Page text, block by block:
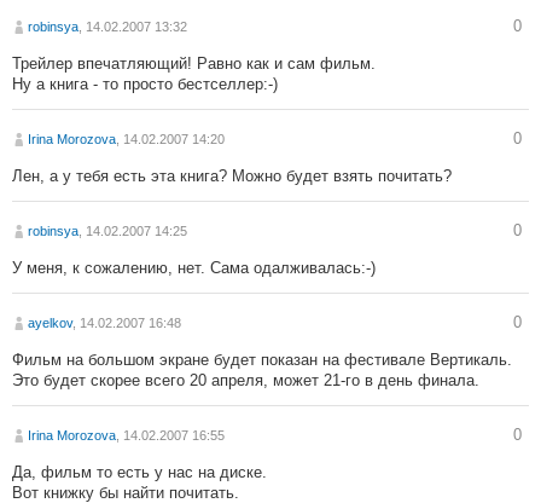
robinsya , 14.02.2007 13:32 0
Трейлер впечатляющий! Равно как и сам фильм.
Ну а книга - то просто бестселлер:-)
Irina Morozova , 14.02.2007 14:20 0
Лен, а у тебя есть эта книга? Можно будет взять почитать?
robinsya , 14.02.2007 14:25 0
У меня, к сожалению, нет. Сама одалживалась:-)
ayelkov, 14.02.2007 16:48 0
Фильм на большом экране будет показан на фестивале Вертикаль.
Это будет скорее всего 20 апреля, может 21-го в день финала.
Irina Morozova , 14.02.2007 16:55 0
Да, фильм то есть у нас на диске.
Вот книжку бы найти почитать.